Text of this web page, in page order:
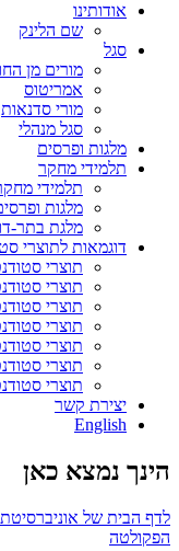
אודותינו
שם הלינק
סגל
מורים מן
אמריטוס
מורי סדנאות
סגל מנהלי
מלגות ופרסים
תלמידי מחקר
תלמידי
מלגות
מלגת בתר-
דוגמאות לתוצרי
תוצרי
תוצרי
תוצרי
תוצרי
תוצרי
תוצרי
תוצרי
יצירת קשר
English
הינך נמצא כאן
לדף הבית של
הפקולטה